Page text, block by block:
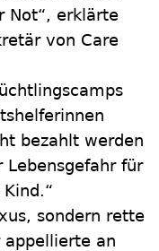
Not“, erklärte
von Care
bezahlt werden
Lebensgefahr für
sondern rette
appellierte an